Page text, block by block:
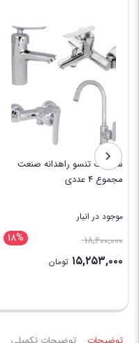
شیرآلات تنسو راهدانه صنعت
مجموع 4 عددی
موجود در انبار
18% ۱۸,۶۰۰,۰۰۰
۱۵,۲۵۳,۰۰۰ تومان